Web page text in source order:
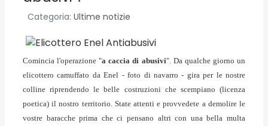
Categoria: Ultime notizie
Comincia l'operazione "a caccia di abusivi". Da qualche giorno un
elicottero camuffato da Enel - foto di navarro - gira per le nostre
colline riprendendo le belle costruzioni che scempiano (licenza
poetica) il nostro territorio. State attenti e provvedete a demolire le
vostre baracche prima che ci pensano altri con una bella multa